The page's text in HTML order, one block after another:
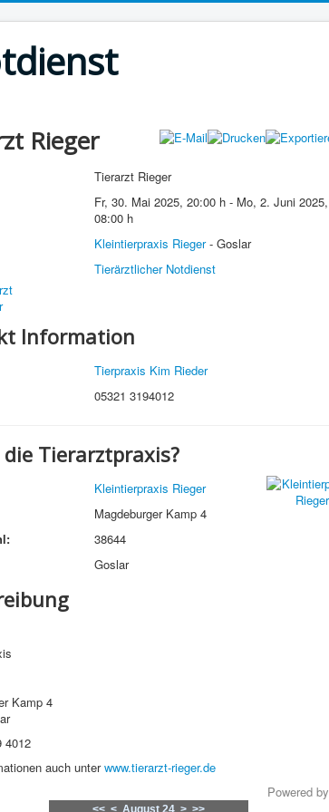
Rieger
Tierarzt Rieger
Fr, 30. Mai 2025, 20:00 h - Mo, 2. Juni 2025,
08:00 h
Kleintierpraxis Rieger- Goslar
Tierärztlicher Notdienst
Information
Tierpraxis Kim Rieder
05321 3194012
Tierarztpraxis?
Kleintierpraxis Rieger
Magdeburger Kamp 4
38644
Goslar
Kamp 4
4012
auch unterwww.tierarzt-rieger.de
Powered by
<< < August 24 > >>